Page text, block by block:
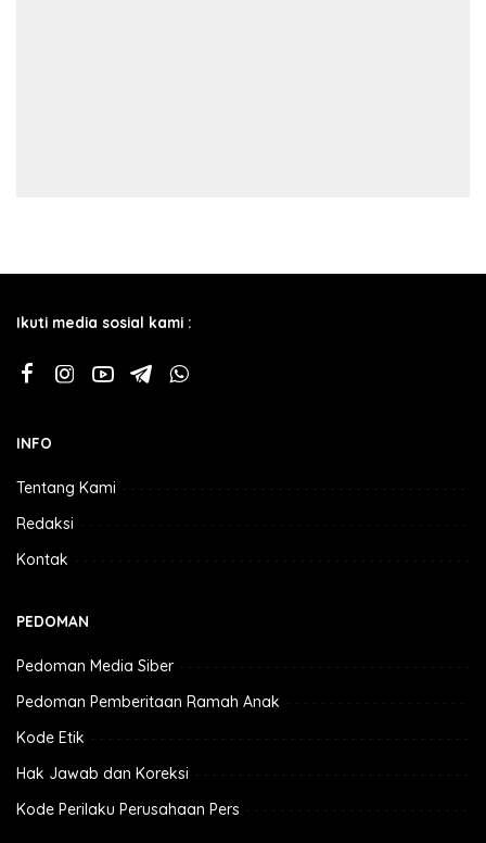
Ikuti media sosial kami :
INFO
Tentang Kami
Redaksi
Kontak
PEDOMAN
Pedoman Media Siber
Pedoman Pemberitaan Ramah Anak
Kode Etik
Hak Jawab dan Koreksi
Kode Perilaku Perusahaan Pers